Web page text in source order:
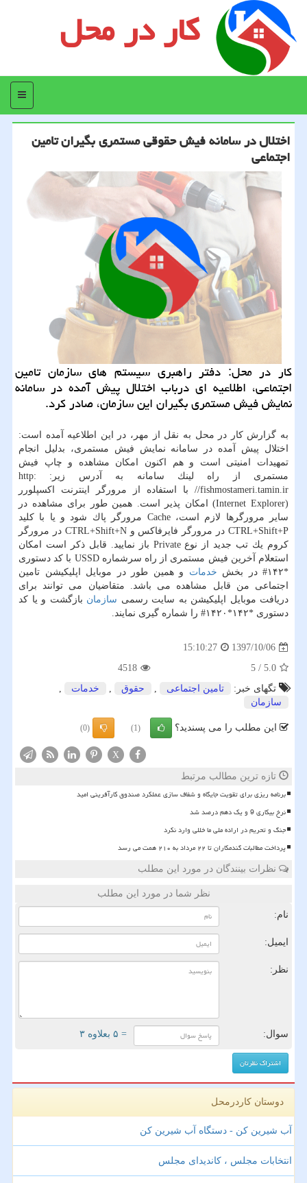
کار در محل
منو
اختلال در سامانه فیش حقوقی مستمری بگیران تامین
اجتماعی
كار در محل: دفتر راهبری سیستم های سازمان تامین
اجتماعی، اطلاعیه ای درباب اختلال پیش آمده در سامانه
نمایش فیش مستمری بگیران این سازمان، صادر كرد.
به گزارش كار در محل به نقل از مهر، در این اطلاعیه آمده است:
اختلال پیش آمده در سامانه نمایش فیش مستمری، بدلیل انجام
تمهیدات امنیتی است و هم اكنون امكان مشاهده و چاپ فیش
مستمری از راه لینك سامانه به آدرس زیر: http:
//fishmostameri.tamin.ir با استفاده از مرورگر اینترنت اكسپلورر
(Internet Explorer) امكان پذیر است. همین طور برای مشاهده در
سایر مرورگرها لازم است، Cache مرورگر پاك شود و یا با كلید
CTRL+Shift+P در مرورگر فایرفاكس و CTRL+Shift+N در مرورگر
كروم یك تب جدید از نوع Private باز نمایید. قابل ذكر است امكان
استعلام آخرین فیش مستمری از راه سرشماره USSD با كد دستوری
*۱۴۲# در بخش
خدمات و همین طور در موبایل اپلیكیشن تامین
اجتماعی من قابل مشاهده می باشد. متقاضیان می توانند برای
دریافت موبایل اپلیكیشن به سایت رسمی سازمان بازگشت و یا كد
دستوری *۱۴۲*۱۴۲۰# را شماره گیری نمایند.
1397/10/06
15:10:27
5.0
/
5
4518
تگهای خبر:
تامین اجتماعی , حقوق , خدمات
,
سازمان
این مطلب را می پسندید؟ (1)
(0)
X
تازه ترین مطالب مرتبط
برنامه ریزی برای تقویت جایگاه و شفاف سازی عملکرد صندوق کارآفرینی امید
نرخ بیکاری 9 و یک دهم درصد شد
جنگ و تحریم در اراده ملی ما خللی وارد نکرد
پرداخت مطالبات گندمکاران تا ۲۲ مرداد به ۲۱۰ همت می رسد
نظرات بینندگان در مورد این مطلب
نظر شما در مورد این مطلب
نام:
ایمیل:
نظر:
سوال: = ۵ بعلاوه ۳
دوستان کاردرمحل
آب شیرین کن - دستگاه آب شیرین کن
انتخابات مجلس ، کاندیدای مجلس